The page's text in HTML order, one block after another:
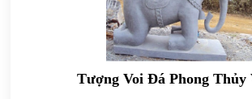
Tượng Voi Đá Phong Thủy